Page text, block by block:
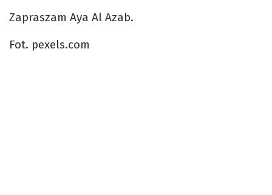
Zapraszam Aya Al Azab.
Fot. pexels.com